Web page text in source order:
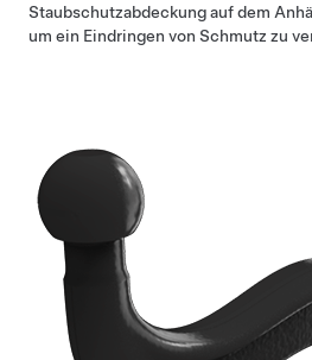
Staubschutzabdeckung auf dem
um ein Eindringen von Schmutz zu